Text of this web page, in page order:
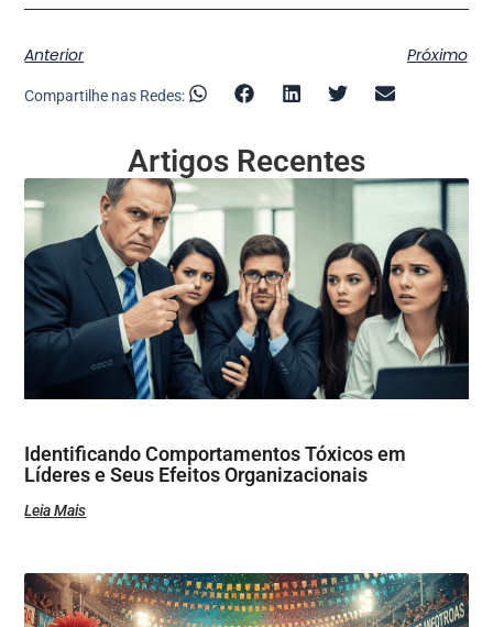
Anterior Próximo
Compartilhe nas Redes:
Artigos Recentes
Identificando Comportamentos Tóxicos em
Líderes e Seus Efeitos Organizacionais
Leia Mais